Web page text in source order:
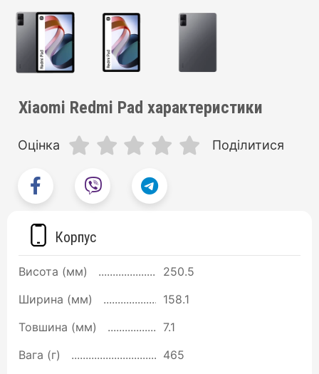
Xiaomi Redmi Pad характеристики
Оцінка Поділитися
Корпус
Висота (мм)
250.5
Ширина (мм)
158.1
Товшина (мм)
7.1
Вага (г)
465